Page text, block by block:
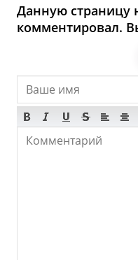
Супермаркеты
Данную страницу
комментировал.